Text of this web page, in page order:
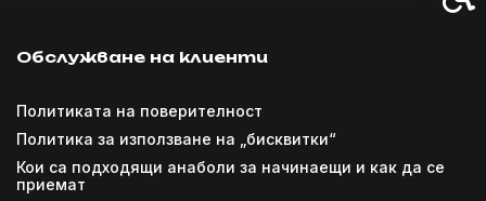
Обслужване на клиенти
Политиката на поверителност
Политика за използване на „бисквитки“
Кои са подходящи анаболи за начинаещи и как да се
приемат